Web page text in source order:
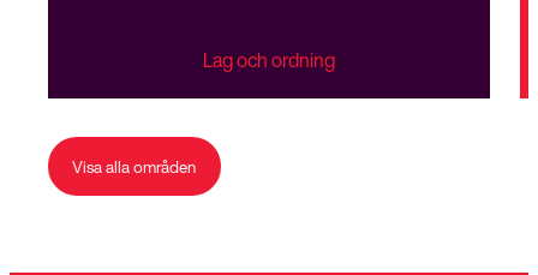
Lag och ordning
Visa alla områden